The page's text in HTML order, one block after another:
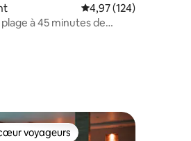
de 100 commentaires : 4,9 sur 5
Évaluation moyenne
4,97 (124)
à 45 minutes de
voyageurs les plus appréciés
voyageurs